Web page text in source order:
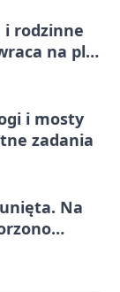
i rodzinne
na plac
i mosty
zadania
Na